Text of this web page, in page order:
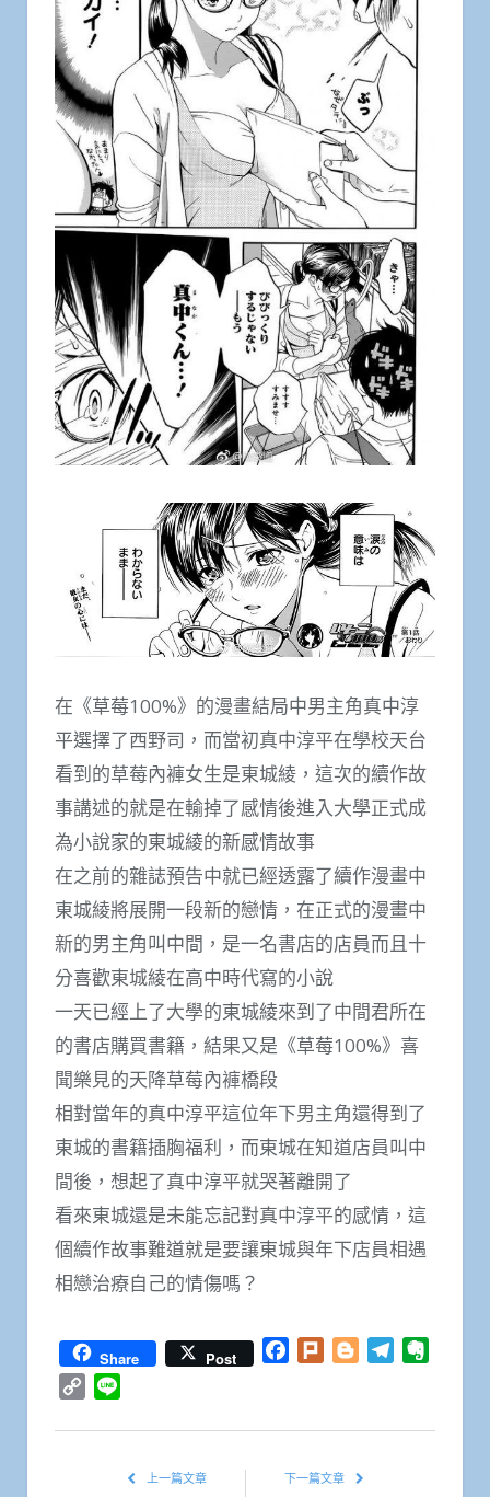
在《草莓100%》的漫畫結局中男主角真中淳
平選擇了西野司，而當初真中淳平在學校天台
看到的草莓內褲女生是東城綾，這次的續作故
事講述的就是在輸掉了感情後進入大學正式成
為小說家的東城綾的新感情故事
在之前的雜誌預告中就已經透露了續作漫畫中
東城綾將展開一段新的戀情，在正式的漫畫中
新的男主角叫中間，是一名書店的店員而且十
分喜歡東城綾在高中時代寫的小說
一天已經上了大學的東城綾來到了中間君所在
的書店購買書籍，結果又是《草莓100%》喜
聞樂見的天降草莓內褲橋段
相對當年的真中淳平這位年下男主角還得到了
東城的書籍插胸福利，而東城在知道店員叫中
間後，想起了真中淳平就哭著離開了
看來東城還是未能忘記對真中淳平的感情，這
個續作故事難道就是要讓東城與年下店員相遇
相戀治療自己的情傷嗎？
Share Post Facebook
Plurk BloggerTelegram
Copy
上一篇文章 下一篇文章